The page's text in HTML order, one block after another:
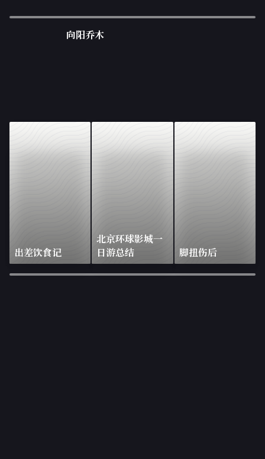
向阳乔木
出差饮食记
北京环球影城一
日游总结
脚扭伤后